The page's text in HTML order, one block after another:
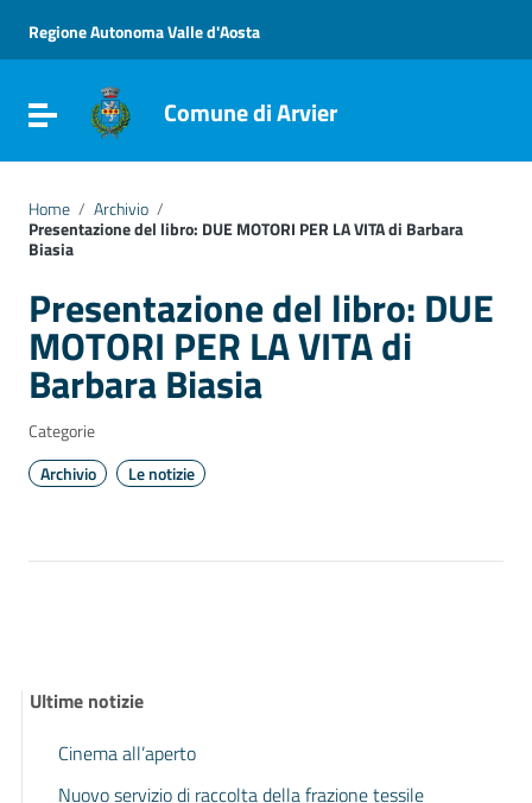
Vai al menu di navigazione
Vai al footer
Regione Autonoma Valle d'Aosta
Attiva / disattiva la navigazione
Comune di Arvier
Home / Archivio /
Presentazione del libro: DUE MOTORI PER LA VITA di Barbara
Biasia
Presentazione del libro: DUE
MOTORI PER LA VITA di
Barbara Biasia
Categorie
Archivio
Le notizie
Ultime notizie
Cinema all’aperto
Nuovo servizio di raccolta della frazione tessile